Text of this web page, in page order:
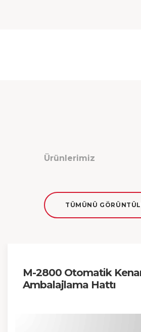
Ürünlerimiz
TÜMÜNÜ
M-2800 Otomatik
Ambalajlama Hattı